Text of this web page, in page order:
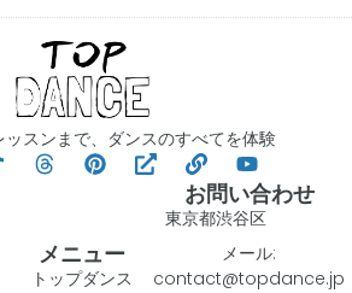
スンまで、ダンスのすべてを体験
メニュー
トップダンス
お問い合わせ
東京都渋谷区
メール:
contact@topdance.jp